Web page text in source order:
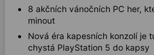
8 akčních vánočních PC her,
minout
Nová éra kapesních konzolí je
chystá PlayStation 5 do kapsy